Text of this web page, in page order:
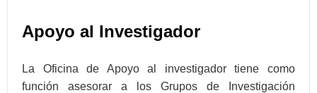
Apoyo al Investigador
La Oficina de Apoyo al investigador tiene como
función asesorar a los Grupos de Investigación
Log in with Facebook
¿Recordar contraseña? ¿Recordar usuario?